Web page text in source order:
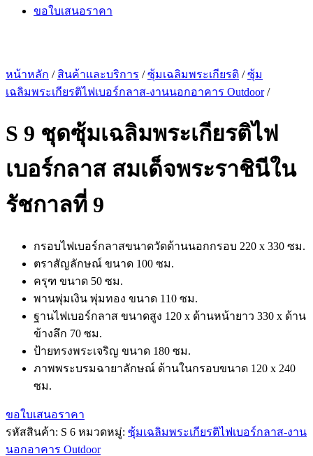
ขอใบเสนอราคา
หน้าหลัก / สินค้าและบริการ /ซุ้มเฉลิมพระเกียรติ /ซุ้ม
เฉลิมพระเกียรติไฟเบอร์กลาส-งานนอกอาคาร Outdoor/
S 9 ชุดซุ้มเฉลิมพระเกียรติไฟ
เบอร์กลาส สมเด็จพระราชินีใน
รัชกาลที่ 9
กรอบไฟเบอร์กลาสขนาดวัดด้านนอกกรอบ 220 x 330 ซม.
ตราสัญลักษณ์ ขนาด 100 ซม.
ครุฑ ขนาด 50 ซม.
พานพุ่มเงิน พุ่มทอง ขนาด 110 ซม.
ฐานไฟเบอร์กลาส ขนาดสูง 120 x ด้านหน้ายาว 330 x ด้าน
ข้างลึก 70 ซม.
ป้ายทรงพระเจริญ ขนาด 180 ซม.
ภาพพระบรมฉายาลักษณ์ ด้านในกรอบขนาด 120 x 240
ซม.
ขอใบเสนอราคา
รหัสสินค้า: S 6 หมวดหมู่: ซุ้มเฉลิมพระเกียรติไฟเบอร์กลาส-งาน
นอกอาคาร Outdoor